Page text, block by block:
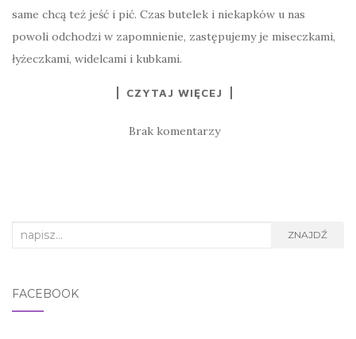
same chcą też jeść i pić. Czas butelek i niekapków u nas
powoli odchodzi w zapomnienie, zastępujemy je miseczkami,
łyżeczkami, widelcami i kubkami.
CZYTAJ WIĘCEJ
Brak komentarzy
Search for: ZNAJDŹ
FACEBOOK